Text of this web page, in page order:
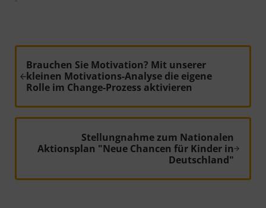
Brauchen Sie Motivation? Mit unserer
kleinen Motivations-Analyse die eigene
Rolle im Change-Prozess aktivieren
Stellungnahme zum Nationalen
Aktionsplan "Neue Chancen für Kinder in
Deutschland"